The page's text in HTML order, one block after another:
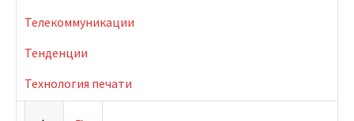
Телекоммуникации
Тенденции
Технология печати